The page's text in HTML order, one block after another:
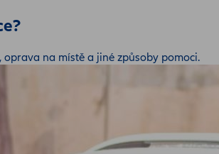
na místě a jiné způsoby pomoci.